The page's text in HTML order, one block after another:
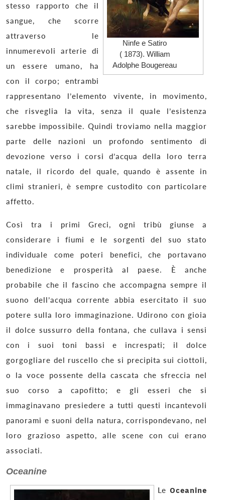
Ninfe e Satiro
( 1873). William
Adolphe Bougereau
stesso rapporto che il
sangue, che scorre
attraverso le
innumerevoli arterie di
un essere umano, ha
con il corpo; entrambi
rappresentano l’elemento vivente, in movimento,
che risveglia la vita, senza il quale l’esistenza
sarebbe impossibile. Quindi troviamo nella maggior
parte delle nazioni un profondo sentimento di
devozione verso i corsi d’acqua della loro terra
natale, il ricordo del quale, quando è assente in
climi stranieri, è sempre custodito con particolare
affetto.
Così tra i primi Greci, ogni tribù giunse a
considerare i fiumi e le sorgenti del suo stato
individuale come poteri benefici, che portavano
benedizione e prosperità al paese. È anche
probabile che il fascino che accompagna sempre il
suono dell’acqua corrente abbia esercitato il suo
potere sulla loro immaginazione. Udirono con gioia
il dolce sussurro della fontana, che cullava i sensi
con i suoi toni bassi e increspati; il dolce
gorgogliare del ruscello che si precipita sui ciottoli,
o la voce possente della cascata che sfreccia nel
suo corso a capofitto; e gli esseri che si
immaginavano presiedere a tutti questi incantevoli
panorami e suoni della natura, corrispondevano, nel
loro grazioso aspetto, alle scene con cui erano
associati.
Oceanine
Le Oceanine